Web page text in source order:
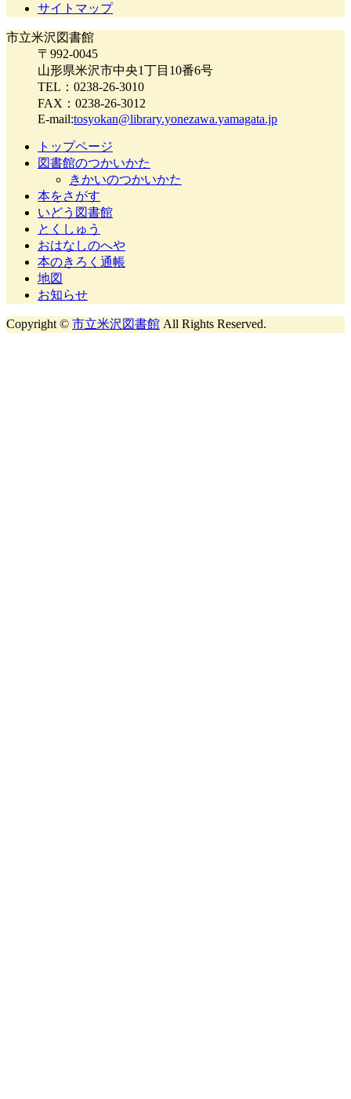
サイトマップ
市立米沢図書館
〒992-0045
山形県米沢市中央1丁目10番6号
TEL：0238-26-3010
FAX：0238-26-3012
E-mail:tosyokan@library.yonezawa.yamagata.jp
トップページ
図書館のつかいかた
きかいのつかいかた
本をさがす
いどう図書館
とくしゅう
おはなしのへや
本のきろく通帳
地図
お知らせ
Copyright © 市立米沢図書館 All Rights Reserved.